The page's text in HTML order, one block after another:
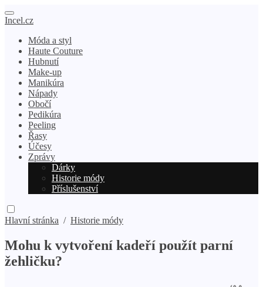
Incel.cz
Móda a styl
Haute Couture
Hubnutí
Make-up
Manikúra
Nápady
Obočí
Pedikúra
Peeling
Řasy
Účesy
Zprávy
Dárky
Historie módy
Příslušenství
Hlavní stránka / Historie módy
Mohu k vytvoření kadeří použít parní
žehličku?